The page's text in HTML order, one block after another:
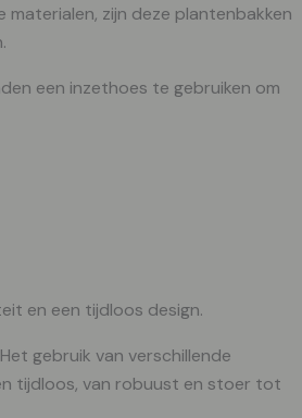
zijn deze plantenbakken
een inzethoes te gebruiken om
en een tijdloos design.
gebruik van verschillende
tijdloos, van robuust en stoer tot